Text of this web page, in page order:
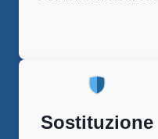
Sostituzione